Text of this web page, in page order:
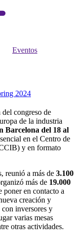
Eventos
2024
congreso de
de la industria
Barcelona del 18 al
en el Centro de
y en formato
reunió a más de 3.100
más de 19.000
poner en contacto a
creación y
con inversores y
varias mesas
otras actividades.